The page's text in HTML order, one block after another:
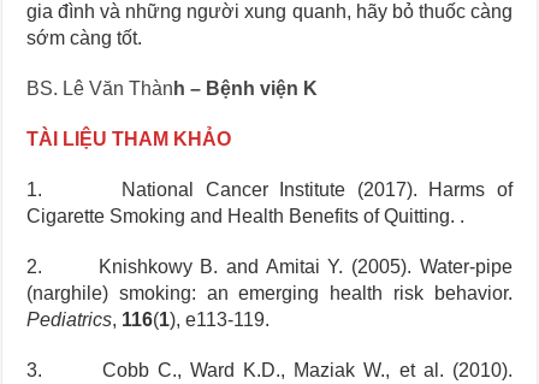
gia đình và những người xung quanh, hãy bỏ thuốc càng
sớm càng tốt.
BS. Lê Văn Thàn h – Bệnh viện K
TÀI LIỆU THAM KHẢO
1. National Cancer Institute (2017). Harms of
Cigarette Smoking and Health Benefits of Quitting. .
2. Knishkowy B. and Amitai Y. (2005). Water-pipe
(narghile) smoking: an emerging health risk behavior.
Pediatrics, 116(1), e113-119.
3. Cobb C., Ward K.D., Maziak W., et al. (2010).